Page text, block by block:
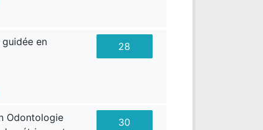
en
28
Odontologie
30